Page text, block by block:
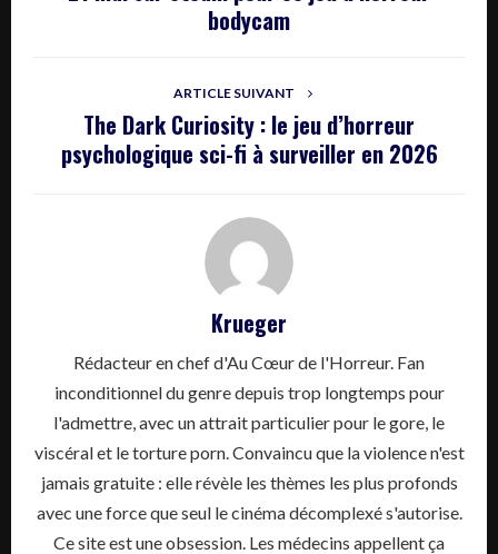
bodycam
ARTICLE SUIVANT
The Dark Curiosity : le jeu d’horreur
psychologique sci-fi à surveiller en 2026
Krueger
Rédacteur en chef d'Au Cœur de l'Horreur. Fan
inconditionnel du genre depuis trop longtemps pour
l'admettre, avec un attrait particulier pour le gore, le
viscéral et le torture porn. Convaincu que la violence n'est
jamais gratuite : elle révèle les thèmes les plus profonds
avec une force que seul le cinéma décomplexé s'autorise.
Ce site est une obsession. Les médecins appellent ça